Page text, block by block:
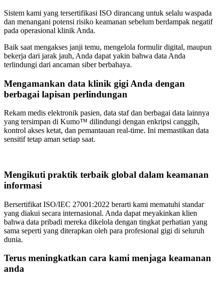
Sistem kami yang tersertifikasi ISO dirancang untuk selalu waspada
dan menangani potensi risiko keamanan sebelum berdampak negatif
pada operasional klinik Anda.
Baik saat mengakses janji temu, mengelola formulir digital, maupun
bekerja dari jarak jauh, Anda dapat yakin bahwa data Anda
terlindungi dari ancaman siber berbahaya.
Mengamankan data klinik gigi Anda dengan
berbagai lapisan perlindungan
Rekam medis elektronik pasien, data staf dan berbagai data lainnya
yang tersimpan di Kumo™ dilindungi dengan enkripsi canggih,
kontrol akses ketat, dan pemantauan real-time. Ini memastikan data
sensitif tetap aman setiap saat.
Mengikuti praktik terbaik global dalam keamanan
informasi
Bersertifikat ISO/IEC 27001:2022 berarti kami mematuhi standar
yang diakui secara internasional. Anda dapat meyakinkan klien
bahwa data pribadi mereka dikelola dengan tingkat perhatian yang
sama seperti yang diterapkan oleh para profesional gigi di seluruh
dunia.
Terus meningkatkan cara kami menjaga keamanan
anda